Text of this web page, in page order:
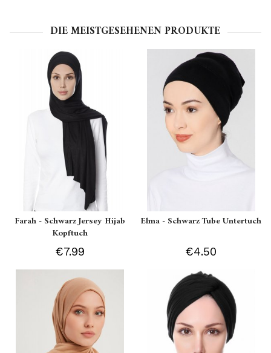
DIE MEISTGESEHENEN PRODUKTE
Farah - Schwarz Jersey Hijab
Kopftuch
€7.99
Elma - Schwarz Tube Untertuch
€4.50